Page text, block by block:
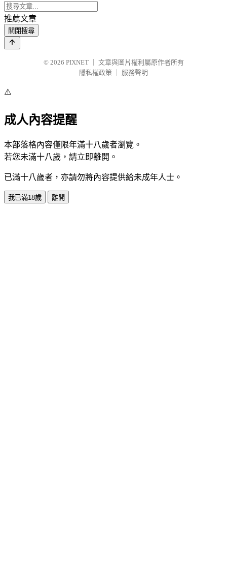
推薦文章
關閉搜尋
© 2026 PIXNET
文章與圖片權利屬原作者所有
隱私權政策
服務聲明
⚠️
成人內容提醒
本部落格內容僅限年滿十八歲者瀏覽。
若您未滿十八歲，請立即離開。
已滿十八歲者，亦請勿將內容提供給未成年人士。
我已滿18歲 離開